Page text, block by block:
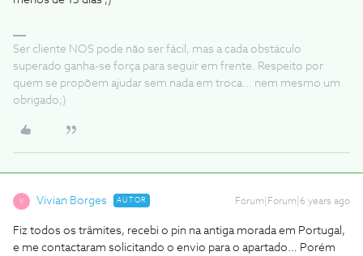
Ser cliente NOS pode não ser fácil, mas a cada obstáculo
superado ganha-se força para seguir em frente. Respeito por
quem se propõem ajudar sem nada em troca... nem mesmo um
obrigado;)
V Vivian Borges AUTOR Forum|Forum|6 years ago
Fiz todos os trâmites, recebi o pin na antiga morada em Portugal,
e me contactaram solicitando o envio para o apartado… Porém